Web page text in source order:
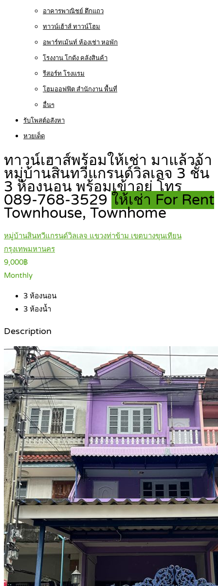
อาคารพาณิชย์ ตึกแถว
ทาวน์เฮ้าส์ ทาวน์โฮม
อพาร์ทเม้นท์ ห้องเช่า หอพัก
โรงงาน โกดัง คลังสินค้า
รีสอร์ท โรงแรม
โฮมออฟฟิต สำนักงาน พื้นที่
อื่นๆ
รับโพสต์อสังหา
หวยเด็ด
ทาวน์เฮาส์พร้อมให้เช่า มาแล้วจ้า
หมู่บ้านสินทวีแกรนด์วิลเลจ 3 ชั้น
3 ห้องนอน พร้อมเข้าอยู่ โทร
089-768-3529 ให้เช่า For Rent
Townhouse, Townhome
หมู่บ้านสินทวีแกรนด์วิลเลจ แขวงท่าข้าม เขตบางขุนเทียน
กรุงเทพมหานคร
9,000฿
Monthly
3 ห้องนอน
3 ห้องน้ำ
Description